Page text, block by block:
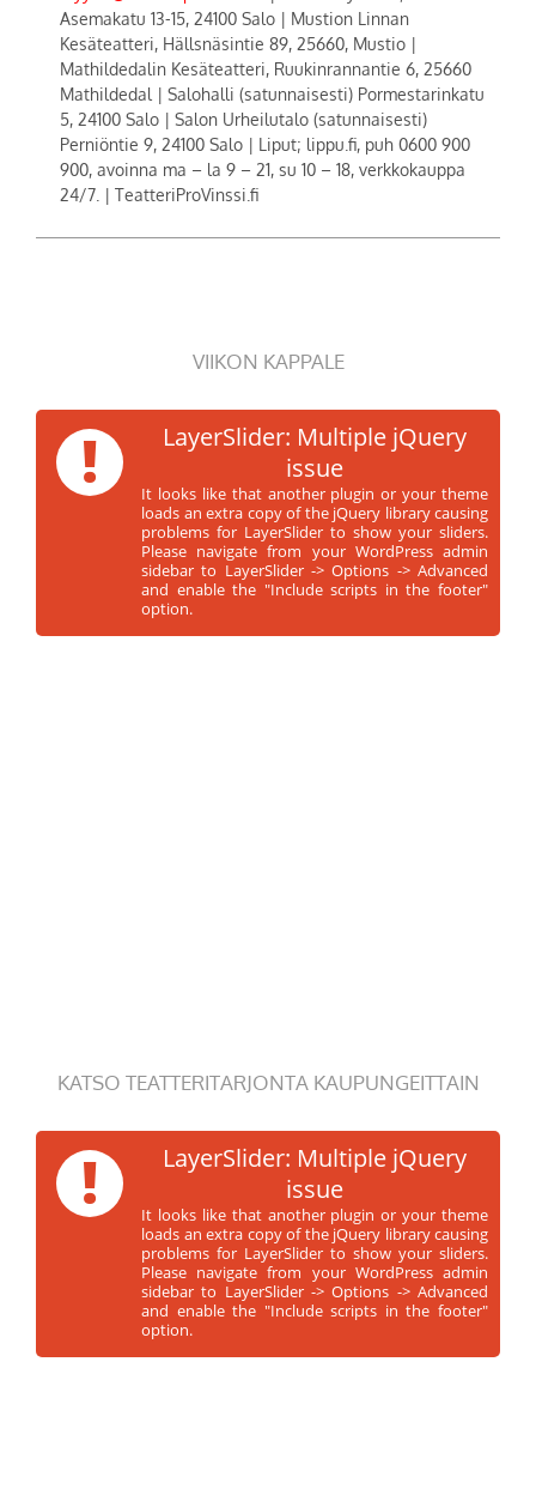
Asemakatu 13-15, 24100 Salo | Mustion Linnan
Kesäteatteri, Hällsnäsintie 89, 25660, Mustio |
Mathildedalin Kesäteatteri, Ruukinrannantie 6, 25660
Mathildedal | Salohalli (satunnaisesti) Pormestarinkatu
5, 24100 Salo | Salon Urheilutalo (satunnaisesti)
Perniöntie 9, 24100 Salo | Liput; lippu.fi, puh 0600 900
900, avoinna ma – la 9 – 21, su 10 – 18, verkkokauppa
24/7. | TeatteriProVinssi.fi
VIIKON KAPPALE
!
LayerSlider: Multiple jQuery
issue
It looks like that another plugin or your theme
loads an extra copy of the jQuery library causing
problems for LayerSlider to show your sliders.
Please navigate from your WordPress admin
sidebar to LayerSlider -> Options -> Advanced
and enable the "Include scripts in the footer"
option.
KATSO TEATTERITARJONTA KAUPUNGEITTAIN
!
LayerSlider: Multiple jQuery
issue
It looks like that another plugin or your theme
loads an extra copy of the jQuery library causing
problems for LayerSlider to show your sliders.
Please navigate from your WordPress admin
sidebar to LayerSlider -> Options -> Advanced
and enable the "Include scripts in the footer"
option.